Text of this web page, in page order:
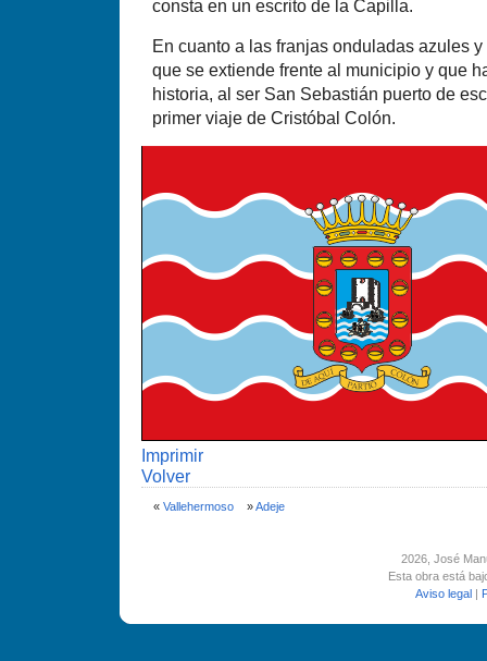
consta en un escrito de la Capilla.
En cuanto a las franjas onduladas azules
que se extiende frente al municipio y que
historia, al ser San Sebastián puerto de
primer viaje de Cristóbal Colón.
Imprimir
Volver
« Vallehermoso»Adeje
2026, José
Esta obra está
Aviso legal |